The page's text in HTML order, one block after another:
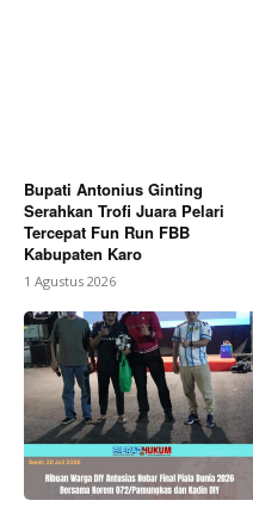
Bupati Antonius Ginting
Serahkan Trofi Juara Pelari
Tercepat Fun Run FBB
Kabupaten Karo
1 Agustus 2026